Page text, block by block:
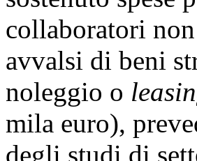
collaboratori
avvalsi di beni
noleggio o
mila euro),
degli studi di